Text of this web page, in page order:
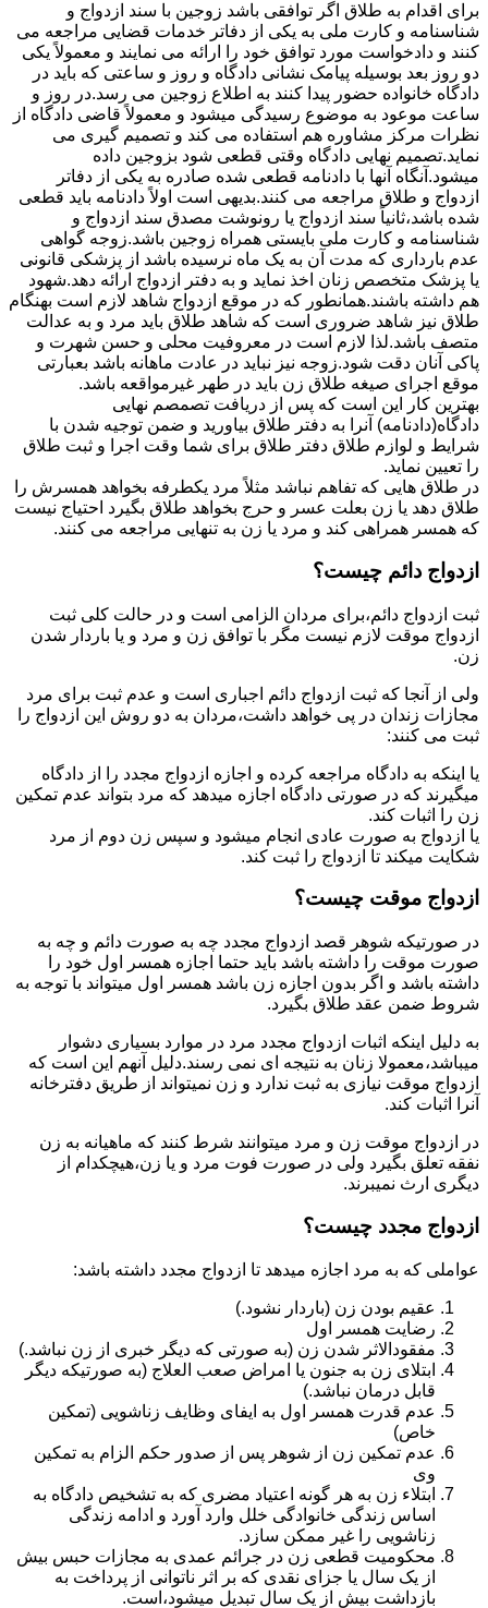
برای اقدام به طلاق اگر توافقی باشد زوجین با سند ازدواج و
شناسنامه و کارت ملی به یکی از دفاتر خدمات قضایی مراجعه می
کنند و دادخواست مورد توافق خود را ارائه می نمایند و معمولاً یکی
دو روز بعد بوسیله پیامک نشانی دادگاه و روز و ساعتی که باید در
دادگاه خانواده حضور پیدا کنند به اطلاع زوجین می رسد.در روز و
ساعت موعود به موضوع رسیدگی میشود و معمولاً قاضی دادگاه از
نظرات مرکز مشاوره هم استفاده می کند و تصمیم گیری می
نماید.تصمیم نهایی دادگاه وقتی قطعی شود بزوجین داده
میشود.آنگاه آنها با دادنامه قطعی شده صادره به یکی از دفاتر
ازدواج و طلاق مراجعه می کنند.بدیهی است اولاً دادنامه باید قطعی
شده باشد،ثانیاً سند ازدواج یا رونوشت مصدق سند ازدواج و
شناسنامه و کارت ملی بایستی همراه زوجین باشد.زوجه گواهی
عدم بارداری که مدت آن به یک ماه نرسیده باشد از پزشکی قانونی
یا پزشک متخصص زنان اخذ نماید و به دفتر ازدواج ارائه دهد.شهود
هم داشته باشند.همانطور که در موقع ازدواج شاهد لازم است بهنگام
طلاق نیز شاهد ضروری است که شاهد طلاق باید مرد و به عدالت
متصف باشد.لذا لازم است در معروفیت محلی و حسن شهرت و
پاکی آنان دقت شود.زوجه نیز نباید در عادت ماهانه باشد بعبارتی
موقع اجرای صیغه طلاق زن باید در طهر غیرمواقعه باشد.
بهترین کار این است که پس از دریافت تصمصم نهایی
دادگاه(دادنامه) آنرا به دفتر طلاق بیاورید و ضمن توجیه شدن با
شرایط و لوازم طلاق دفتر طلاق برای شما وقت اجرا و ثبت طلاق
را تعیین نماید.
در طلاق هایی که تفاهم نباشد مثلاً مرد یکطرفه بخواهد همسرش را
طلاق دهد یا زن بعلت عسر و حرج بخواهد طلاق بگیرد احتیاج نیست
که همسر همراهی کند و مرد یا زن به تنهایی مراجعه می کنند.
ازدواج دائم چیست؟
ثبت ازدواج دائم،برای مردان الزامی است و در حالت کلی ثبت
ازدواج موقت لازم نیست مگر با توافق زن و مرد و یا باردار شدن
زن.
ولی از آنجا که ثبت ازدواج دائم اجباری است و عدم ثبت برای مرد
مجازات زندان در پی خواهد داشت،مردان به دو روش این ازدواج را
ثبت می کنند:
یا اینکه به دادگاه مراجعه کرده و اجازه ازدواج مجدد را از دادگاه
میگیرند که در صورتی دادگاه اجازه میدهد که مرد بتواند عدم تمکین
زن را اثبات کند.
یا ازدواج به صورت عادی انجام میشود و سپس زن دوم از مرد
شکایت میکند تا ازدواج را ثبت کند.
ازدواج موقت چیست؟
در صورتیکه شوهر قصد ازدواج مجدد چه به صورت دائم و چه به
صورت موقت را داشته باشد باید حتما اجازه همسر اول خود را
داشته باشد و اگر بدون اجازه زن باشد همسر اول میتواند با توجه به
شروط ضمن عقد طلاق بگیرد.
به دلیل اینکه اثبات ازدواج مجدد مرد در موارد بسیاری دشوار
میباشد،معمولا زنان به نتیجه ای نمی رسند.دلیل آنهم این است که
ازدواج موقت نیازی به ثبت ندارد و زن نمیتواند از طریق دفترخانه
آنرا اثبات کند.
در ازدواج موقت زن و مرد میتوانند شرط کنند که ماهیانه به زن
نفقه تعلق بگیرد ولی در صورت فوت مرد و یا زن،هیچکدام از
دیگری ارث نمیبرند.
ازدواج مجدد چیست؟
عواملی که به مرد اجازه میدهد تا ازدواج مجدد داشته باشد:
عقیم بودن زن (باردار نشود.)
رضایت همسر اول
مفقودالاثر شدن زن (به صورتی که دیگر خبری از زن نباشد.)
ابتلای زن به جنون یا امراض صعب العلاج (به صورتیکه دیگر
قابل درمان نباشد.)
عدم قدرت همسر اول به ایفای وظایف زناشویی (تمکین
خاص)
عدم تمکین زن از شوهر پس از صدور حکم الزام به تمکین
وی
ابتلاء زن به هر گونه اعتیاد مضری که به تشخیص دادگاه به
اساس زندگی خانوادگی خلل وارد آورد و ادامه زندگی
زناشویی را غیر ممکن سازد.
محکومیت قطعی زن در جرائم عمدی به مجازات حبس بیش
از یک سال یا جزای نقدی که بر اثر ناتوانی از پرداخت به
بازداشت بیش از یک سال تبدیل می‎شود،است.